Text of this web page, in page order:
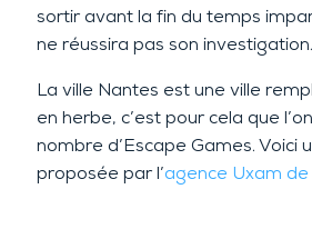
sortir avant la fin du temps
ne réussira pas son investigation.
La ville Nantes est une ville
en herbe, c’est pour cela que
nombre d’Escape Games. Voici
proposée par l’agence Uxam